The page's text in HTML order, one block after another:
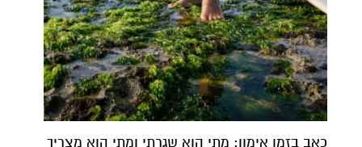
כאב בזמן אימון: מתי הוא שגרתי ומתי הוא מצריך